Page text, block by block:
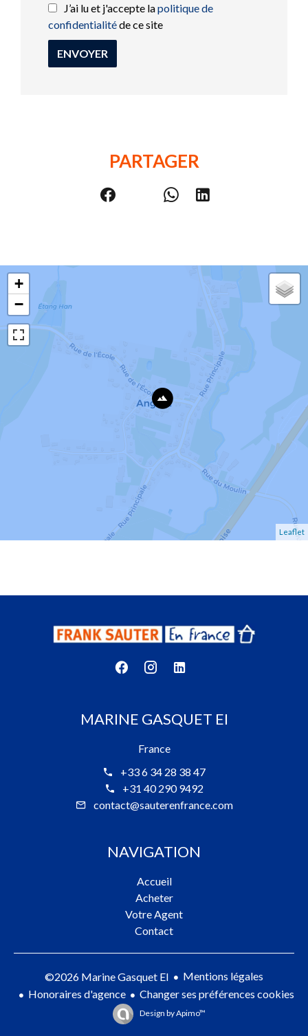
J’ai lu et j'accepte lapolitique de
confidentialitéde ce site
ENVOYER
PARTAGER
+
−
Leaflet
MARINE GASQUET EI
France
+33 6 34 28 38 47
+31 40 290 9492
contact@sauterenfrance.com
NAVIGATION
Accueil
Acheter
Votre Agent
Contact
©2026 Marine Gasquet EI
Mentions légales
Honoraires d'agence
Changer ses préférences cookies
Design byApimo™